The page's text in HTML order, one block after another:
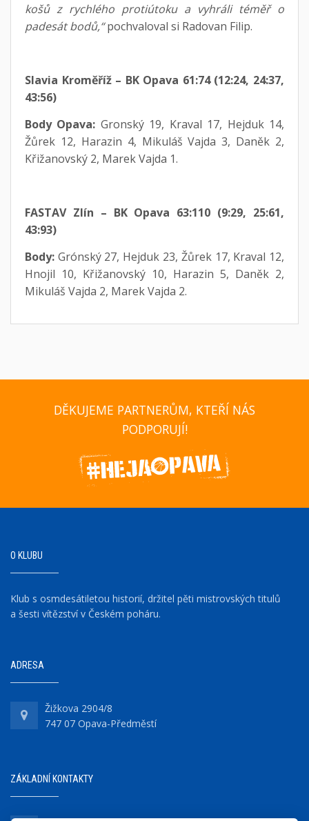
košů z rychlého protiútoku a vyhráli téměř o
padesát bodů,“pochvaloval si Radovan Filip.
Slavia Kroměříž – BK Opava 61:74 (12:24, 24:37,
43:56)
Body Opava: Gronský 19, Kraval 17, Hejduk 14,
Žůrek 12, Harazin 4, Mikuláš Vajda 3, Daněk 2,
Křižanovský 2, Marek Vajda 1.
FASTAV Zlín – BK Opava 63:110 (9:29, 25:61,
43:93)
Body:Grónský 27, Hejduk 23, Žůrek 17, Kraval 12,
Hnojil 10, Křižanovský 10, Harazin 5, Daněk 2,
Mikuláš Vajda 2, Marek Vajda 2.
DĚKUJEME PARTNERŮM, KTEŘÍ NÁS
PODPORUJÍ!
O KLUBU
Klub s osmdesátiletou historií, držitel pěti mistrovských titulů
a šesti vítězství v Českém poháru.
ADRESA
Žižkova 2904/8
747 07 Opava-Předměstí
ZÁKLADNÍ KONTAKTY